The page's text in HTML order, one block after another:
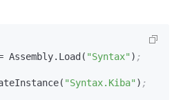
Assembly.Load( "Syntax" ) ;
"Syntax.Kiba" ) ;